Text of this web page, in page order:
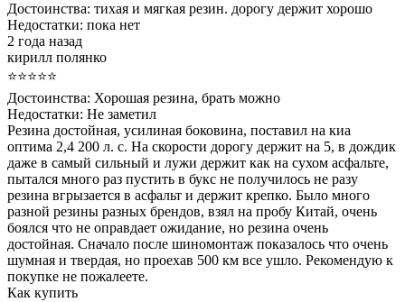
Достоинства: тихая и мягкая резин. дорогу держит хорошо
Недостатки: пока нет
2 года назад
кирилл полянко
⭐⭐⭐⭐⭐
Достоинства: Хорошая резина, брать можно
Недостатки: Не заметил
Резина достойная, усилиная боковина, поставил на киа
оптима 2,4 200 л. с. На скорости дорогу держит на 5, в дождик
даже в самый сильный и лужи держит как на сухом асфальте,
пытался много раз пустить в букс не получилось не разу
резина вгрызается в асфальт и держит крепко. Было много
разной резины разных брендов, взял на пробу Китай, очень
боялся что не оправдает ожидание, но резина очень
достойная. Сначало после шиномонтаж показалось что очень
шумная и твердая, но проехав 500 км все ушло. Рекомендую к
покупке не пожалеете.
Как купить